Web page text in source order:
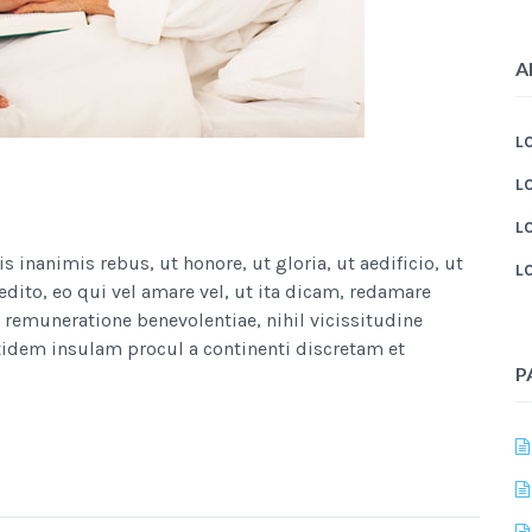
inanimis rebus, ut honore, ut gloria, ut aedificio, ut
eo qui vel amare vel, ut ita dicam, redamare
benevolentiae, nihil vicissitudine
insulam procul a continenti discretam et